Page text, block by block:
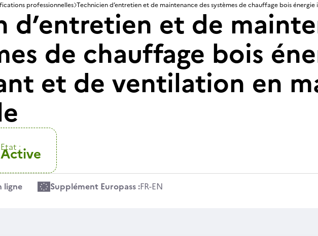
professionnelles
d’entretien et de
de chauffage bois
et de ventilation en
Etat :
Active
ligne Supplément Europass :FR-EN